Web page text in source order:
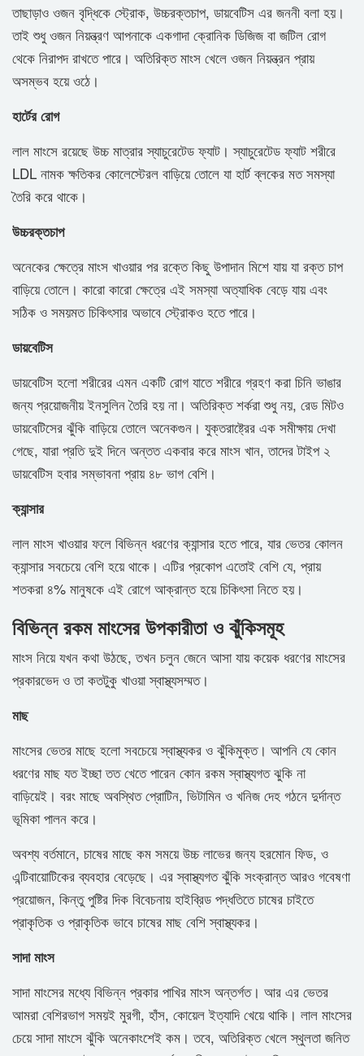
তাছাড়াও ওজন বৃদ্ধিকে স্ট্রোক, উচ্চরক্তচাপ, ডায়বেটিস এর জননী বলা হয়।
তাই শুধু ওজন নিয়ন্ত্রণ আপনাকে একগাদা ক্রোনিক ডিজিজ বা জটিল রোগ
থেকে নিরাপদ রাখতে পারে। অতিরিক্ত মাংস খেলে ওজন নিয়ন্ত্রন প্রায়
অসম্ভব হয়ে ওঠে।
হার্টের রোগ
লাল মাংসে রয়েছে উচ্চ মাত্রার স্যাচুরেটেড ফ্যাট। স্যাচুরেটেড ফ্যাট শরীরে
LDL নামক ক্ষতিকর কোলেস্টেরল বাড়িয়ে তোলে যা হার্ট ব্লকের মত সমস্যা
তৈরি করে থাকে।
উচ্চরক্তচাপ
অনেকের ক্ষেত্রে মাংস খাওয়ার পর রক্তে কিছু উপাদান মিশে যায় যা রক্ত চাপ
বাড়িয়ে তোলে। কারো কারো ক্ষেত্রে এই সমস্যা অত্যাধিক বেড়ে যায় এবং
সঠিক ও সময়মত চিকিৎসার অভাবে স্ট্রোকও হতে পারে।
ডায়বেটিস
ডায়বেটিস হলো শরীরের এমন একটি রোগ যাতে শরীরে গ্রহণ করা চিনি ভাঙার
জন্য প্রয়োজনীয় ইনসুলিন তৈরি হয় না। অতিরিক্ত শর্করা শুধু নয়, রেড মিটও
ডায়বেটিসের ঝুঁকি বাড়িয়ে তোলে অনেকগুন। যুক্তরাষ্ট্রের এক সমীক্ষায় দেখা
গেছে, যারা প্রতি দুই দিনে অন্তত একবার করে মাংস খান, তাদের টাইপ ২
ডায়বেটিস হবার সম্ভাবনা প্রায় ৪৮ ভাগ বেশি।
ক্যান্সার
লাল মাংস খাওয়ার ফলে বিভিন্ন ধরণের ক্যান্সার হতে পারে, যার ভেতর কোলন
ক্যান্সার সবচেয়ে বেশি হয়ে থাকে। এটির প্রকোপ এতোই বেশি যে, প্রায়
শতকরা ৪% মানুষকে এই রোগে আক্রান্ত হয়ে চিকিৎসা নিতে হয়।
বিভিন্ন রকম মাংসের উপকারীতা ও ঝুঁকিসমূহ
মাংস নিয়ে যখন কথা উঠছে, তখন চলুন জেনে আসা যায় কয়েক ধরণের মাংসের
প্রকারভেদ ও তা কতটুকু খাওয়া স্বাস্থ্যসম্মত।
মাছ
মাংসের ভেতর মাছে হলো সবচেয়ে স্বাস্থ্যকর ও ঝুঁকিমুক্ত। আপনি যে কোন
ধরণের মাছ যত ইচ্ছা তত খেতে পারেন কোন রকম স্বাস্থ্যগত ঝুকি না
বাড়িয়েই। বরং মাছে অবস্থিত প্রোটিন, ভিটামিন ও খনিজ দেহ গঠনে দুর্দান্ত
ভূমিকা পালন করে।
অবশ্য বর্তমানে, চাষের মাছে কম সময়ে উচ্চ লাভের জন্য হরমোন ফিড, ও
এন্টিবায়োটিকের ব্যবহার বেড়েছে। এর স্বাস্থ্যগত ঝুঁকি সংক্রান্ত আরও গবেষণা
প্রয়োজন, কিন্তু পুষ্টির দিক বিবেচনায় হাইব্রিড পদ্ধতিতে চাষের চাইতে
প্রাকৃতিক ও প্রাকৃতিক ভাবে চাষের মাছ বেশি স্বাস্থ্যকর।
সাদা মাংস
সাদা মাংসের মধ্যে বিভিন্ন প্রকার পাখির মাংস অন্তর্গত। আর এর ভেতর
আমরা বেশিরভাগ সময়ই মুরগী, হাঁস, কোয়েল ইত্যাদি খেয়ে থাকি। লাল মাংসের
চেয়ে সাদা মাংসে ঝুঁকি অনেকাংশেই কম। তবে, অতিরিক্ত খেলে স্থুলতা জনিত